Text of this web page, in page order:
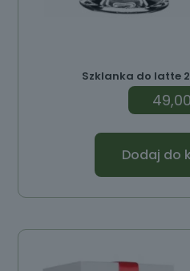
Szklanka do latte
49,00
Dodaj do